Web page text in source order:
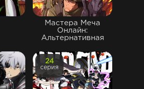
Мастера Меча
Онлайн:
Альтернативная
24
серия